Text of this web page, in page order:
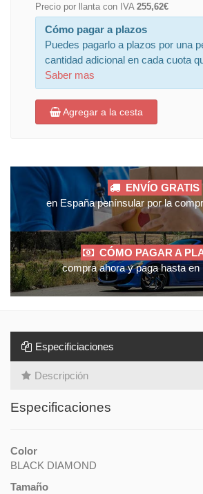
Precio por llanta con IVA 255,62€
Cómo pagar a plazos
Puedes pagarlo a plazos por una
cantidad adicional en cada cuota
Saber mas
Agregar a la cesta
ENVÍO GRATIS
en España penínsular por la
CÓMO PAGAR A
compra ahora y paga hasta
Especificiaciones
Descripción
Especificaciones
Color
BLACK DIAMOND
Tamaño